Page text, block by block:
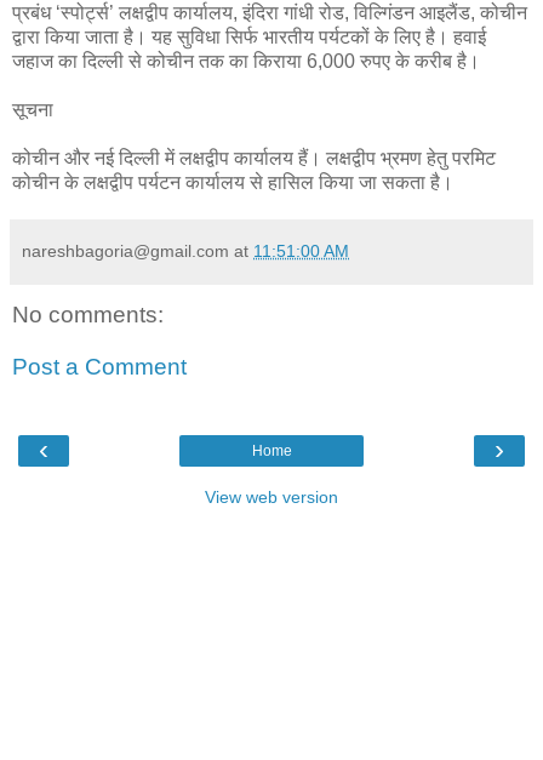
प्रबंध ‘स्पो‌र्ट्स’ लक्षद्वीप कार्यालय, इंदिरा गांधी रोड, विल्गिंडन आइलैंड, कोचीन
द्वारा किया जाता है। यह सुविधा सिर्फ भारतीय पर्यटकों के लिए है। हवाई
जहाज का दिल्ली से कोचीन तक का किराया 6,000 रुपए के करीब है।
सूचना
कोचीन और नई दिल्ली में लक्षद्वीप कार्यालय हैं। लक्षद्वीप भ्रमण हेतु परमिट
कोचीन के लक्षद्वीप पर्यटन कार्यालय से हासिल किया जा सकता है।
nareshbagoria@gmail.com at 11:51:00 AM
No comments:
Post a Comment
‹ ›
Home
View web version